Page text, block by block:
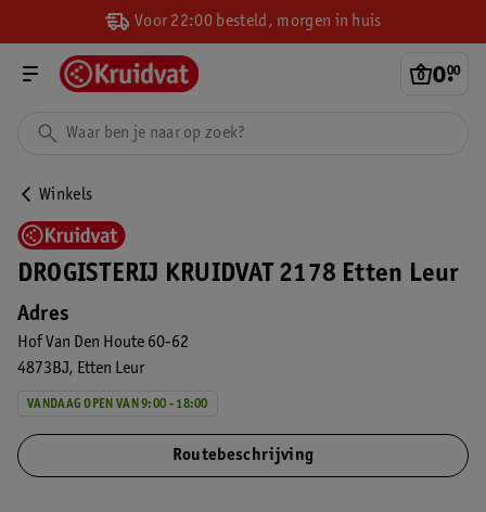
Voor 22:00 besteld, morgen in huis
0.
00
Winkels
DROGISTERIJ KRUIDVAT 2178 Etten Leur
Adres
Hof Van Den Houte 60-62
4873BJ
Etten Leur
VANDAAG OPEN VAN 9:00 - 18:00
Routebeschrijving